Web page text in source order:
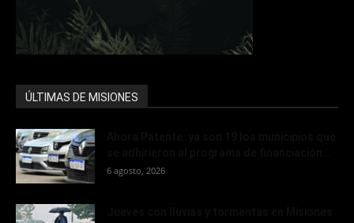
ÚLTIMAS DE MISIONES
6 agosto, 2026